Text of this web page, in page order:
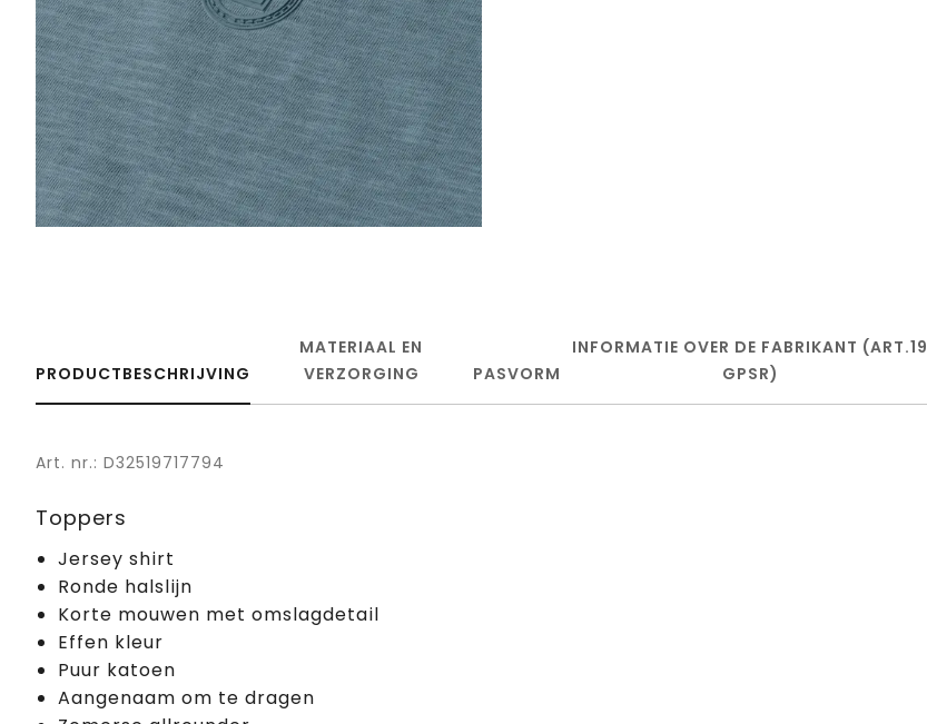
PRODUCTBESCHRIJVING
MATERIAAL EN
VERZORGING
PASVORM
INFORMATIE OVER DE FABRIKANT (ART.19
GPSR)
Art. nr.: D32519717794
Toppers
Jersey shirt
Ronde halslijn
Korte mouwen met omslagdetail
Effen kleur
Puur katoen
Aangenaam om te dragen